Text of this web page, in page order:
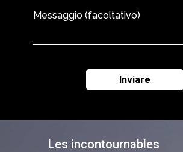
Les incontournables
Messaggio (facoltativo)